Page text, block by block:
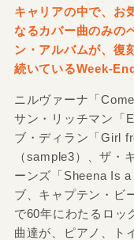
キャリアの中で、お
なるカバー曲のみの
ン・アルバムが、復
続いているWeek-
ニルヴァーナ「
サン・リッチマン「
ブ・ディラン「Girl
（sample3）、ザ・
ーンズ「Sheena Is
ブ、キャプテン・ビ
で60年にわたるロッ
曲達が、ピアノ、ト